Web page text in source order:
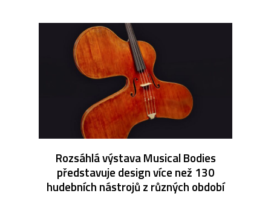
Rozsáhlá výstava Musical Bodies
představuje design více než 130
hudebních nástrojů z různých období